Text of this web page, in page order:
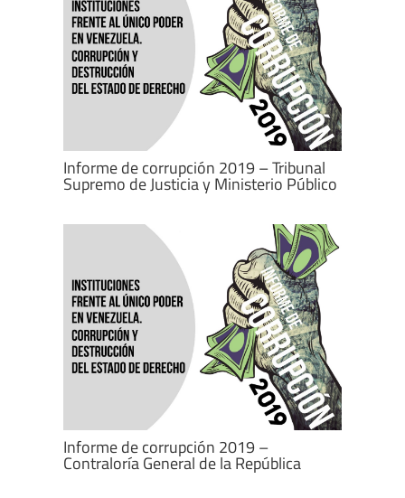
Informe de corrupción 2019 – Tribunal
Supremo de Justicia y Ministerio Público
Informe de corrupción 2019 –
Contraloría General de la República